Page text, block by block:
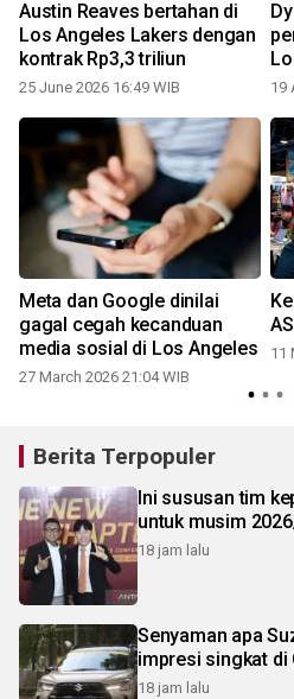
Austin Reaves bertahan di
Los Angeles Lakers dengan
kontrak Rp3,3 triliun
25 June 2026 16:49 WIB 19
Meta dan Google dinilai
gagal cegah kecanduan
media sosial di Los Angeles
27 March 2026 21:04 WIB
11
Berita Terpopuler
Ini sususan tim
untuk musim
18 jam lalu
Senyaman apa
impresi singkat di
18 jam lalu